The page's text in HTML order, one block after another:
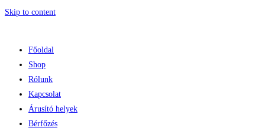
Skip to content
Főoldal
Shop
Rólunk
Kapcsolat
Árusító helyek
Bérfőzés